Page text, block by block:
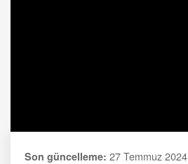
Son güncelleme: 27 Temmuz 2024